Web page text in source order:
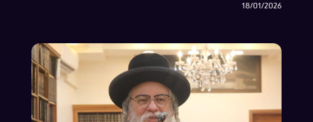
18/01/2026